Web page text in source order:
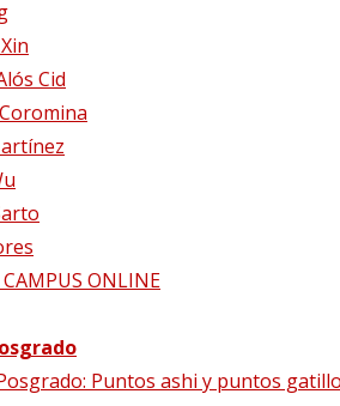
Cid
CAMPUS ONLINE
Puntos ashi y puntos
Centros colaboradores